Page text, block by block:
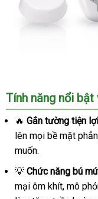
Máy
Thủ
Dâm
Tự
Động
Ailighter
Cao
Cấp
Rung
Tính năng nổi
🔥 Gắn tường tiện
lên mọi bề mặt
muốn.
💡 Chức năng bú
mại ôm khít, mô